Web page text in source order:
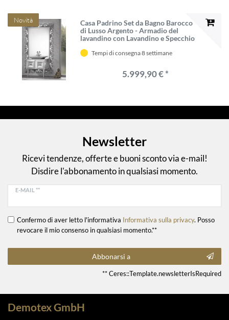
Novità
Casa Padrino Set da Bagno Barocco
di Lusso Argento - Armadio del
lavandino con Lavandino e Specchio
in Stile Barocco
Tempi di consegna 8 settimane
5.999,90 € *
Newsletter
Ricevi tendenze, offerte e buoni sconto via e-mail!
Disdire l'abbonamento in qualsiasi momento.
E-MAIL **
Confermo di aver letto l'informativa Informativa sulla privacy. Posso
revocare il mio consenso in qualsiasi momento.**
Abbonarsi a
** Ceres::Template.newsletterIsRequired
Demotex GmbH